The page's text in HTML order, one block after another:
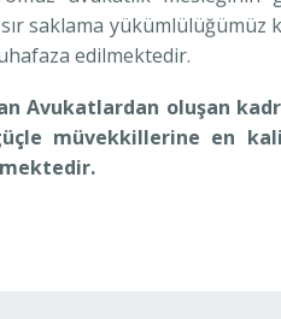
saklama yükümlülüğümüz
edilmektedir.
Avukatlardan oluşan
müvekkillerine en